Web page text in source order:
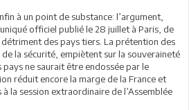
à un point de substance: l’argument,
officiel publié le 28 juillet à Paris, de
des pays tiers. La prétention des
de la sécurité, empiètent sur la souveraineté
ne saurait être endossée par le
réduit encore la marge de la France et
la session extraordinaire de l’Assemblée